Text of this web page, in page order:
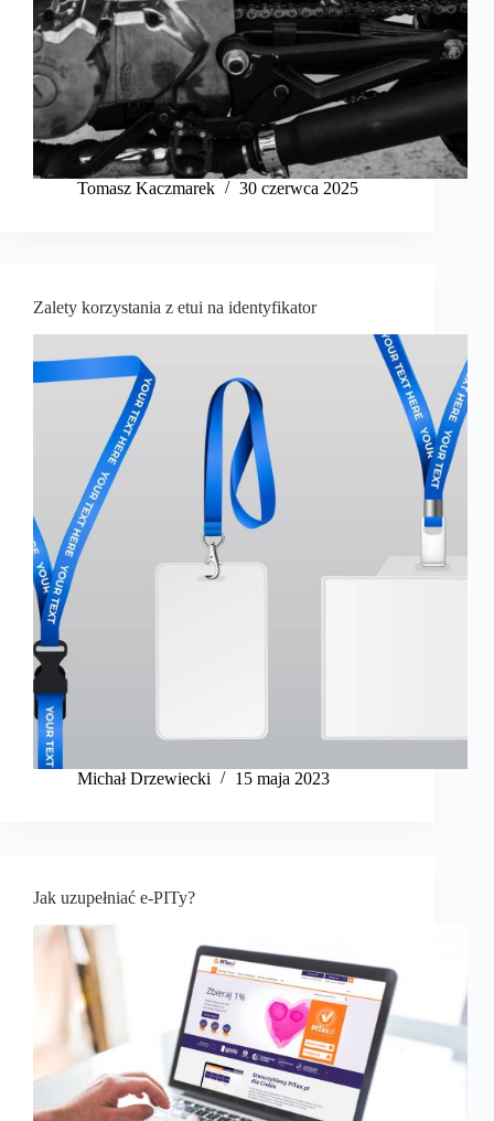
Tomasz Kaczmarek 30 czerwca 2025
Zalety korzystania z etui na identyfikator
Michał Drzewiecki 15 maja 2023
Jak uzupełniać e-PITy?